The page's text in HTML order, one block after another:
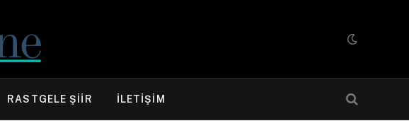
RASTGELE ŞIIR İLETIŞIM